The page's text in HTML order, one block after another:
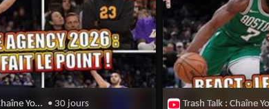
Trash Talk : Chaîne Youtube • 30 jours